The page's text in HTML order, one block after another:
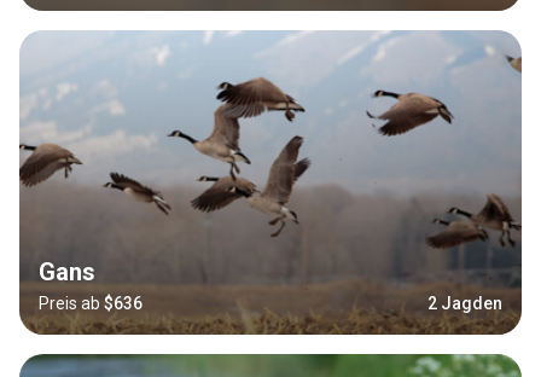
Gans
Preis ab $636 2 Jagden